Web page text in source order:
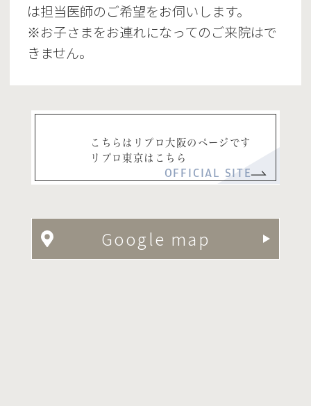
は担当医師のご希望をお伺いします。
※お子さまをお連れになってのご来院はで
きません。
こちらはリプロ大阪のページです
リプロ東京はこちら
OFFICIAL SITE
Google map